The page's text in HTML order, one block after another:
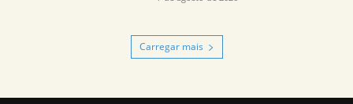
Carregar mais